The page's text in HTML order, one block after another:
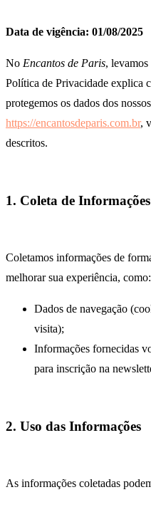
Data de vigência: 01/08/2025
No Encantos de Paris, levamos
Política de Privacidade explica
protegemos os dados dos
https://encantosdeparis.com.br,
descritos.
1. Coleta de Informações
Coletamos informações de
melhorar sua experiência, como:
Dados de navegação
visita);
Informações fornecidas
para inscrição na
2. Uso das Informações
As informações coletadas